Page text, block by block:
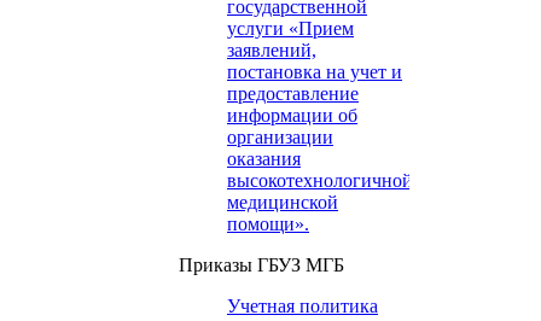
государственной
услуги «Прием
заявлений,
постановка на учет и
предоставление
информации об
организации
оказания
высокотехнологичной
медицинской
помощи».
Приказы ГБУЗ МГБ
Учетная политика